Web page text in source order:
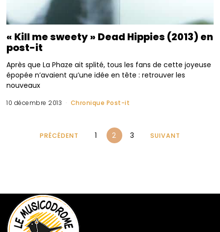
« Kill me sweety » Dead Hippies (2013) en
post-it
Après que La Phaze ait splité, tous les fans de cette joyeuse
épopée n’avaient qu’une idée en tête : retrouver les
nouveaux
10 décembre 2013 Chronique Post-it
PRÉCÉDENT 1 2 3 SUIVANT